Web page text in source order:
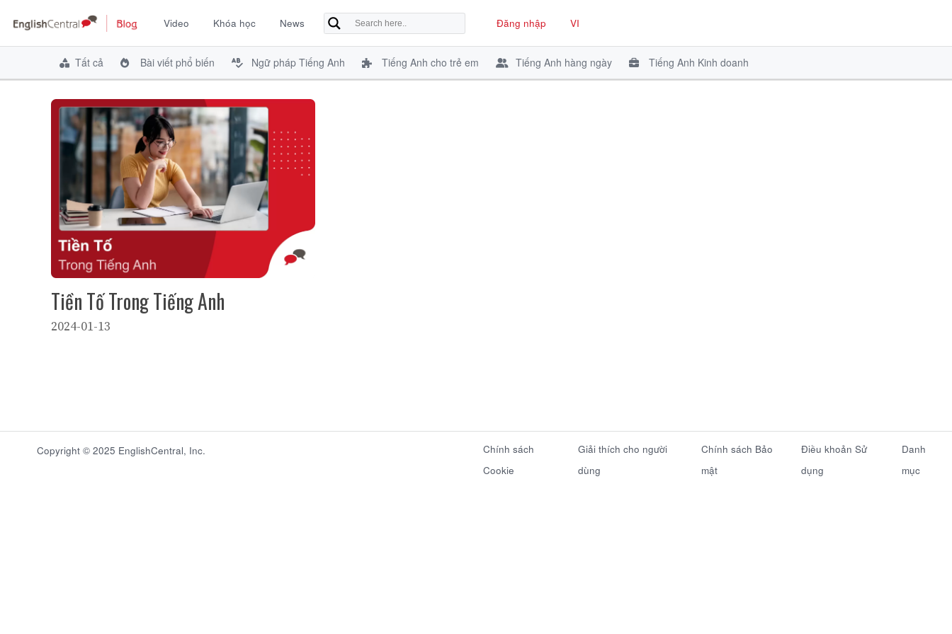
Video Khóa học News Đăng nhập VI
Tất cả Bài viết phổ biến Ngữ pháp Tiếng Anh Tiếng Anh cho trẻ em Tiếng Anh hàng ngày Tiếng Anh Kinh doanh
Chuyển
nội
Tiền Tố Trong Tiếng Anh
2024-01-13
Copyright © 2025 EnglishCentral, Inc.
Chính sách
Cookie
Giải thích cho người
dùng
Chính sách Bảo
mật
Điều khoản Sử
dụng
Danh
mục